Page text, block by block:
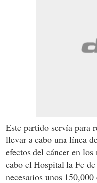
Este partido servía para
llevar a cabo una línea
efectos del cáncer en
cabo el Hospital la Fe
necesarios unos 150,000